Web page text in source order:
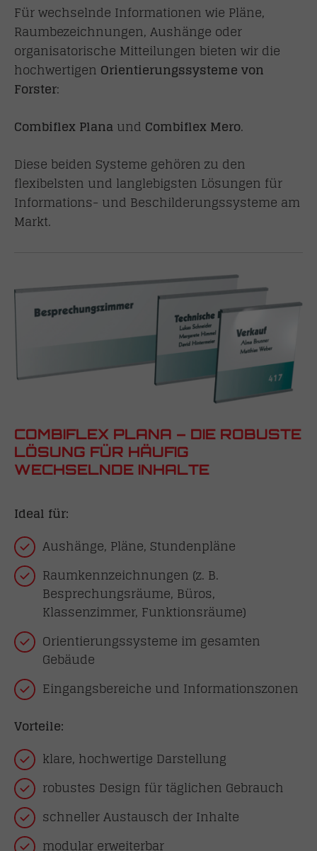
Für wechselnde Informationen wie Pläne,
Raumbezeichnungen, Aushänge oder
organisatorische Mitteilungen bieten wir die
hochwertigen Orientierungssysteme von
Forster:
Combiflex Planaund Combiflex Mero.
Diese beiden Systeme gehören zu den
flexibelsten und langlebigsten Lösungen für
Informations- und Beschilderungssysteme am
Markt.
COMBIFLEX PLANA – DIE ROBUSTE
LÖSUNG FÜR HÄUFIG
WECHSELNDE INHALTE
Ideal für:
Aushänge, Pläne, Stundenpläne
Raumkennzeichnungen (z. B.
Besprechungsräume, Büros,
Klassenzimmer, Funktionsräume)
Orientierungssysteme im gesamten
Gebäude
Eingangsbereiche und Informationszonen
Vorteile:
klare, hochwertige Darstellung
robustes Design für täglichen Gebrauch
schneller Austausch der Inhalte
modular erweiterbar